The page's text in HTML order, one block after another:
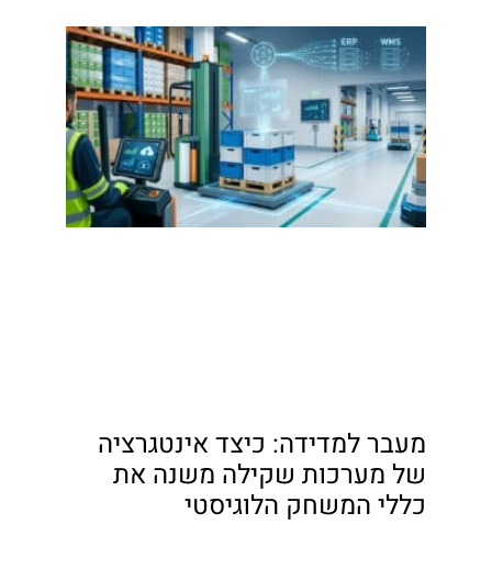
מעבר למדידה: כיצד אינטגרציה
של מערכות שקילה משנה את
כללי המשחק הלוגיסטי